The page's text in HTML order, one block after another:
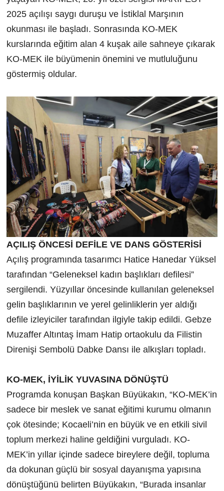
2025 açılışı saygı duruşu ve İstiklal Marşının
okunması ile başladı. Sonrasında KO-MEK
kurslarında eğitim alan 4 kuşak aile sahneye çıkarak
KO-MEK ile büyümenin önemini ve mutluluğunu
göstermiş oldular.
AÇILIŞ ÖNCESİ DEFİLE VE DANS GÖSTERİSİ
Açılış programında tasarımcı Hatice Hanedar Yüksel
tarafından “Geleneksel kadın başlıkları defilesi”
sergilendi. Yüzyıllar öncesinde kullanılan geleneksel
gelin başlıklarının ve yerel gelinliklerin yer aldığı
defile izleyiciler tarafından ilgiyle takip edildi. Gebze
Muzaffer Altıntaş İmam Hatip ortaokulu da Filistin
Direnişi Sembolü Dabke Dansı ile alkışları topladı.
KO-MEK, İYİLİK YUVASINA DÖNÜŞTÜ
Programda konuşan Başkan Büyükakın, “KO-MEK’in
sadece bir meslek ve sanat eğitimi kurumu olmanın
çok ötesinde; Kocaeli’nin en büyük ve en etkili sivil
toplum merkezi haline geldiğini vurguladı. KO-
MEK’in yıllar içinde sadece bireylere değil, topluma
da dokunan güçlü bir sosyal dayanışma yapısına
dönüştüğünü belirten Büyükakın, “Burada insanlar